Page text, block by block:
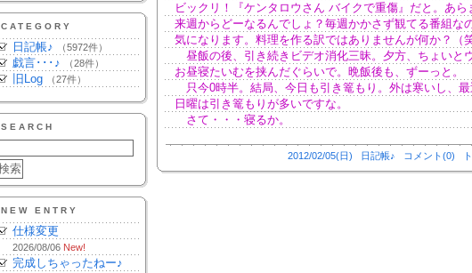
CATEGORY
日記帳♪ （5972件）
戯言･･･♪ （28件）
旧Log （27件）
SEARCH
NEW ENTRY
仕様変更
2026/08/06 New!
完成しちゃったねー♪
ビックリ！『ケンタロウさん バイクで重傷』だと。あら
来週からどーなるんでしょ？毎週かかさず観てる番組なの
気になります。料理を作る訳ではありませんが何か？（笑
昼飯の後、引き続きビデオ消化三昧。夕方、ちょいと
お昼寝たいむを挟んだぐらいで。晩飯後も、ずーっと。
只今0時半。結局、今日も引き篭もり。外は寒いし、
日曜は引き篭もりが多いですな。
さて・・・寝るか。
2012/02/05(日) 日記帳♪ コメント(0)